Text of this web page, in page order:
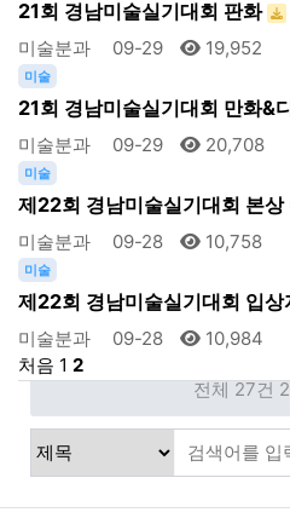
21회 경남미술실기대회 판화
미술분과 09-29 19,952
미술
21회 경남미술실기대회 만화&
미술분과 09-29 20,708
미술
제22회 경남미술실기대회 본상
미술분과 09-28 10,758
미술
제22회 경남미술실기대회 입상
미술분과 09-28
10,984
처음 1 2
전체 27건